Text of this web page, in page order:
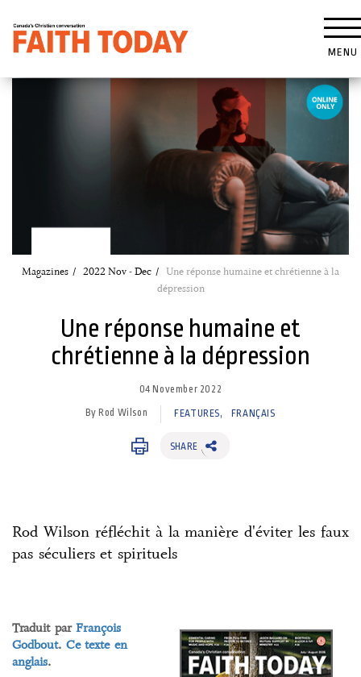
MENU
Magazines 2022 Nov - Dec
Une réponse humaine et chrétienne à la
dépression
Une réponse humaine et
chrétienne à la dépression
04 November 2022
By Rod Wilson FEATURES FRANÇAIS
SHARE
Rod Wilson réfléchit à la manière d'éviter les faux
pas séculiers et spirituels
Traduit par François
Godbout. Ce texte en
anglais.